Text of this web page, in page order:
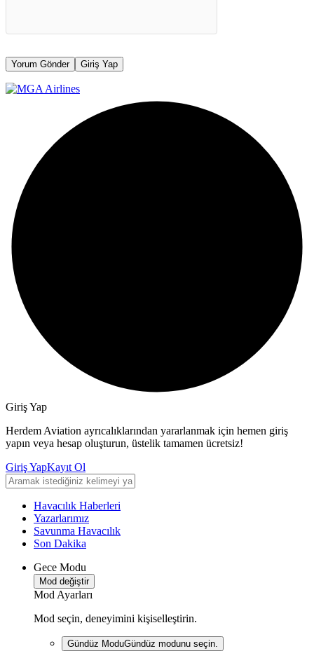
Yorum Gönder Giriş Yap
Giriş Yap
Herdem Aviation ayrıcalıklarından yararlanmak için hemen giriş
yapın veya hesap oluşturun, üstelik tamamen ücretsiz!
Giriş YapKayıt Ol
Havacılık Haberleri
Yazarlarımız
Savunma Havacılık
Son Dakika
Gece Modu
Mod değiştir
Mod Ayarları
Mod seçin, deneyimini kişiselleştirin.
Gündüz ModuGündüz modunu seçin.